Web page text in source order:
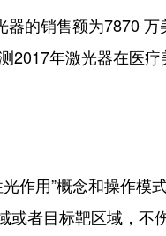
的销售额为7870
年激光器在医疗
作用”概念和操作模
者目标靶区域，